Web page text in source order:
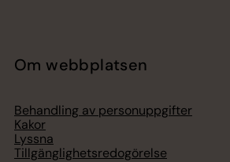
Om webbplatsen
Behandling av personuppgifter
Kakor
Lyssna
Tillgänglighetsredogörelse